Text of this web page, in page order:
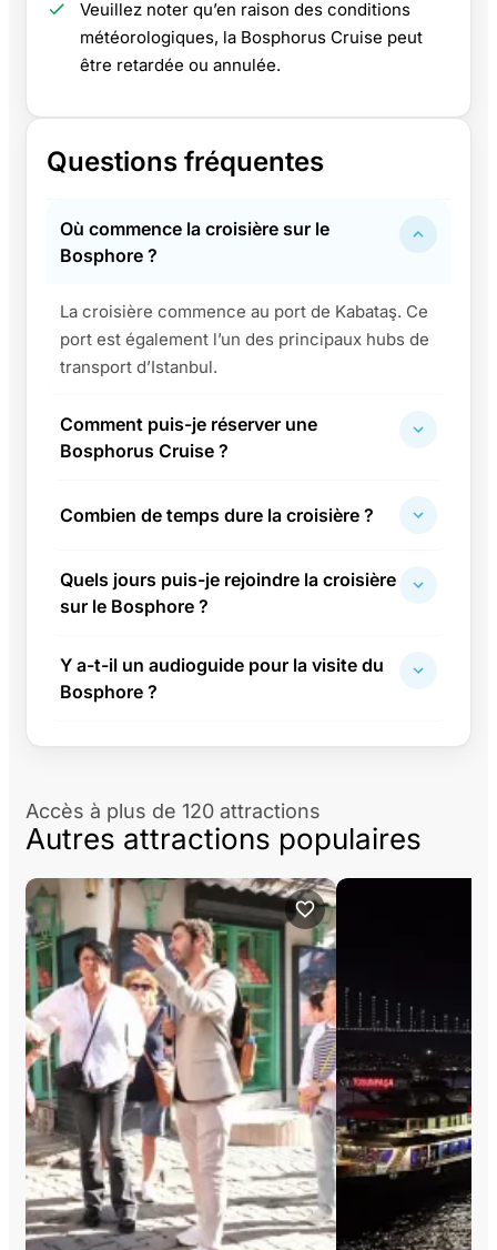
Veuillez noter qu’en raison des conditions
météorologiques, la Bosphorus Cruise peut
être retardée ou annulée.
Questions fréquentes
Où commence la croisière sur le
Bosphore ?
La croisière commence au port de Kabataş. Ce
port est également l’un des principaux hubs de
transport d’Istanbul.
Comment puis-je réserver une
Bosphorus Cruise ?
Combien de temps dure la croisière ?
Quels jours puis-je rejoindre la croisière
sur le Bosphore ?
Y a-t-il un audioguide pour la visite du
Bosphore ?
Accès à plus de 120 attractions
Autres attractions populaires